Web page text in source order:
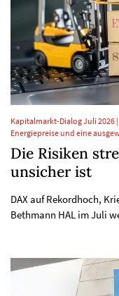
Kapitalmarkt-Dialog Juli 2026 |
Energiepreise und eine
Die Risiken
unsicher ist
DAX auf Rekordhoch,
Bethmann HAL im Juli